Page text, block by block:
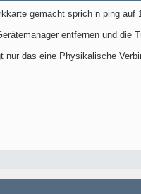
gemacht sprich n ping
entfernen und die
nur das eine Physikalische